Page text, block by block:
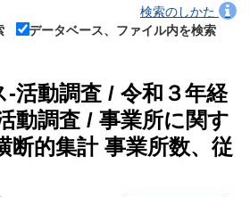
検索のしかた
データベース、ファイル内を検索
活動調査 / 令和３年経
動調査 / 事業所に関す
断的集計 事業所数、従